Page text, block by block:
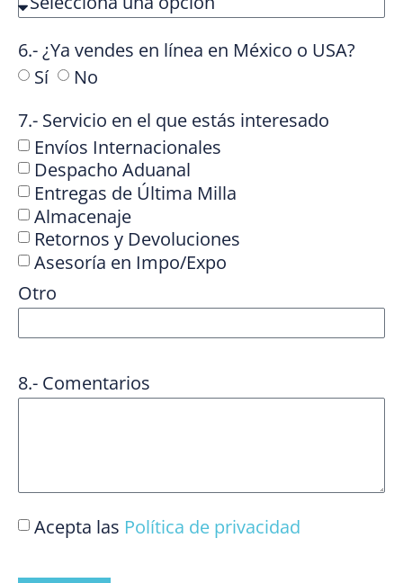
6.- ¿Ya vendes en línea en México o USA?
Sí
No
7.- Servicio en el que estás interesado
Envíos Internacionales
Despacho Aduanal
Entregas de Última Milla
Almacenaje
Retornos y Devoluciones
Asesoría en Impo/Expo
Otro
8.- Comentarios
Acepta las Política de privacidad